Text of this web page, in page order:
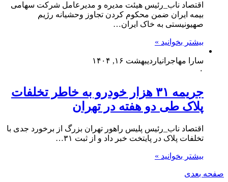
اقتصاد ناب_رئیس هیئت مدیره و مدیرعامل شرکت سهامی
بیمه ایران ضمن محکوم کردن تجاوز وحشیانه رژیم
صهیونیستی به خاک ایران…
بیشتر بخوانید »
سارا مهاجرانیاردیبهشت ۱۶, ۱۴۰۴
۰
جریمه ۳۱ هزار خودرو به خاطر تخلفات
پلاک طی دو هفته در تهران
اقتصاد ناب_رئیس پلیس راهور تهران بزرگ از برخورد جدی با
تخلفات پلاک در پایتخت خبر داد و از ثبت ۳۱…
بیشتر بخوانید »
صفحه بعدی